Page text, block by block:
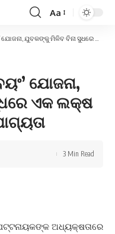
Font
Resizer
Aa
ମିଳିବ ବିନା ସୁଧରେ ଏକ ଲକ୍ଷ ଟଙ୍କା ଋଣ, ଜାଣନ୍ତୁ ଯୋଗ୍ୟତା
ଯୋଜନା,
ଏକ ଲକ୍ଷ
3 Min Read
ଅଧ୍ୟକ୍ଷତାରେ